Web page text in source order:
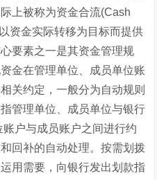
上被称为资金合流(Cash
资金实际转移为目标而提供
要素之一是其资金管理规
金在管理单位、成员单位账
关约定，一般分为自动规则
管理单位、成员单位与银行
户与成员账户之间进行约
回补的自动处理。按需划拨
用需要，向银行发出划款指